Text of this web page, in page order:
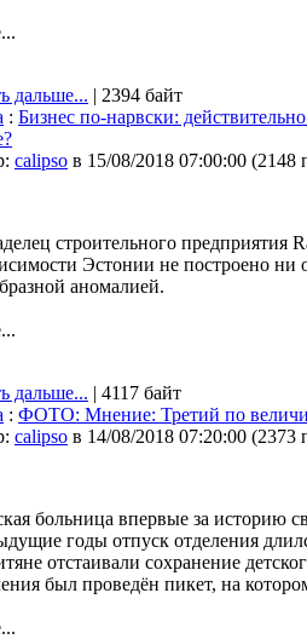
дальше... | 2394 байт
: Бизнес по-нарвски:
calipso в 15/08/2018 07:00:00 (2148
строительного предприятия
Эстонии не построено ни
аномалией.
дальше... | 4117 байт
: ФОТО: Мнение: Третий по
calipso в 14/08/2018 07:20:00 (2373
больница впервые за историю
годы отпуск отделения
отстаивали сохранение
был проведён пикет, на